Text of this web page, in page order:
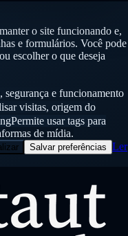
o site funcionando e,
e formulários. Você pode
escolher o que deseja
segurança e funcionamento
visitas, origem do
Permite usar tags para
de mídia.
Salvar preferências Ler